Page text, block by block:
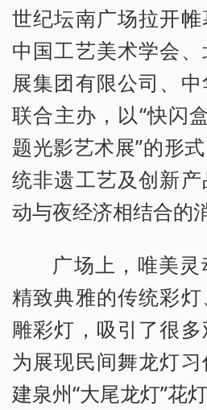
世纪坛南广场拉开
中国工艺美术学会
展集团有限公司、
联合主办，以“快闪
题光影艺术展”的形
统非遗工艺及创新
动与夜经济相结合的
广场上，唯美灵
精致典雅的传统彩
雕彩灯，吸引了很多
为展现民间舞龙灯
建泉州“大尾龙灯”花